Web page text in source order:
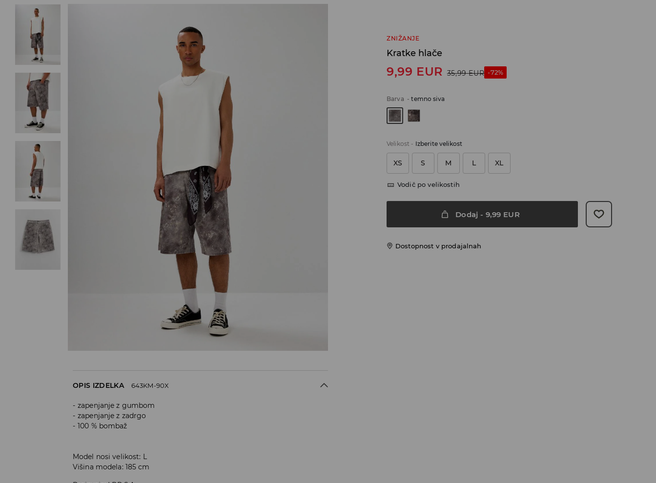
ZNIŽANJE
Kratke hlače
9,99 EUR 35,99 EUR -72%
Barva -temno siva
Velikost - Izberite velikost
XS S M L XL
Vodič po velikostih
Dodaj - 9,99 EUR
Dostopnost v prodajalnah
OPIS IZDELKA 643KM-90X
zapenjanje z gumbom
zapenjanje z zadrgo
100 % bombaž
Model nosi velikost: L
Višina modela: 185 cm